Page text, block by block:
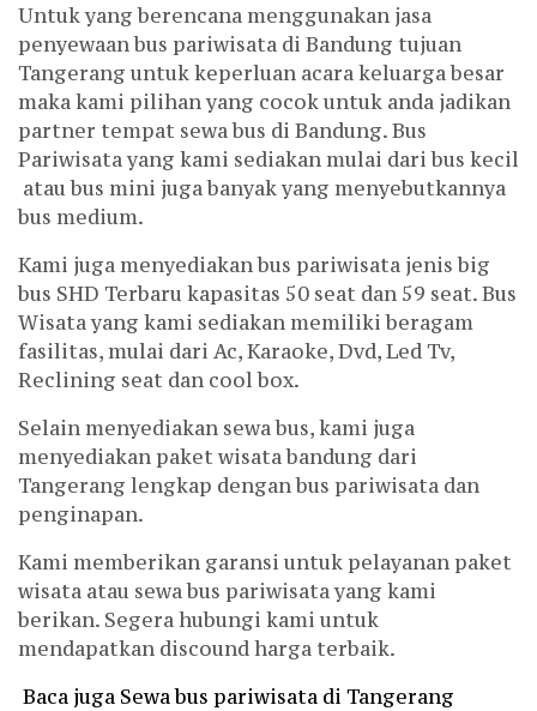
Untuk yang berencana menggunakan jasa
penyewaan bus pariwisata di Bandung tujuan
Tangerang untuk keperluan acara keluarga besar
maka kami pilihan yang cocok untuk anda jadikan
partner tempat sewa bus di Bandung. Bus
Pariwisata yang kami sediakan mulai dari bus kecil
atau bus mini juga banyak yang menyebutkannya
bus medium.
Kami juga menyediakan bus pariwisata jenis big
bus SHD Terbaru kapasitas 50 seat dan 59 seat. Bus
Wisata yang kami sediakan memiliki beragam
fasilitas, mulai dari Ac, Karaoke, Dvd, Led Tv,
Reclining seat dan cool box.
Selain menyediakan sewa bus, kami juga
menyediakan paket wisata bandung dari
Tangerang lengkap dengan bus pariwisata dan
penginapan.
Kami memberikan garansi untuk pelayanan paket
wisata atau sewa bus pariwisata yang kami
berikan. Segera hubungi kami untuk
mendapatkan discound harga terbaik.
Baca juga Sewa bus pariwisata di Tangerang